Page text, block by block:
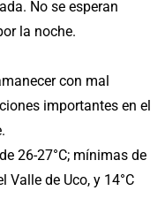
No se esperan
la noche.
con mal
importantes en el
26-27°C; mínimas de
Valle de Uco, y 14°C